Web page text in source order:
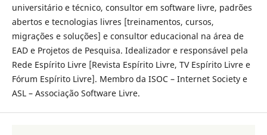
universitário e técnico, consultor em software livre, padrões
abertos e tecnologias livres [treinamentos, cursos,
migrações e soluções] e consultor educacional na área de
EAD e Projetos de Pesquisa. Idealizador e responsável pela
Rede Espírito Livre [Revista Espírito Livre, TV Espírito Livre e
Fórum Espírito Livre]. Membro da ISOC – Internet Society e
ASL – Associação Software Livre.